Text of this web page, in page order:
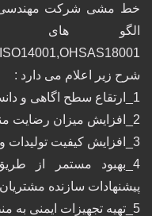
خط مشی شرکت مهندسی
شرح زیر اعلام می دارد :
1_ارتقاع سطح اگاهی و دانش کارکنان و بالا بردن تخصص ایشان
2_افزایش میزان رضایت مندی مشتریان و جلب اعتماد ایشان
3_افزایش کیفیت تولیدات و بهره گیری از مواد اولیه مناسب
4_بهبود مستمر از
پیشنهادات سازنده
5_تهیه تجهیزات ایمنی به منظور کاهش حوادث شغلی